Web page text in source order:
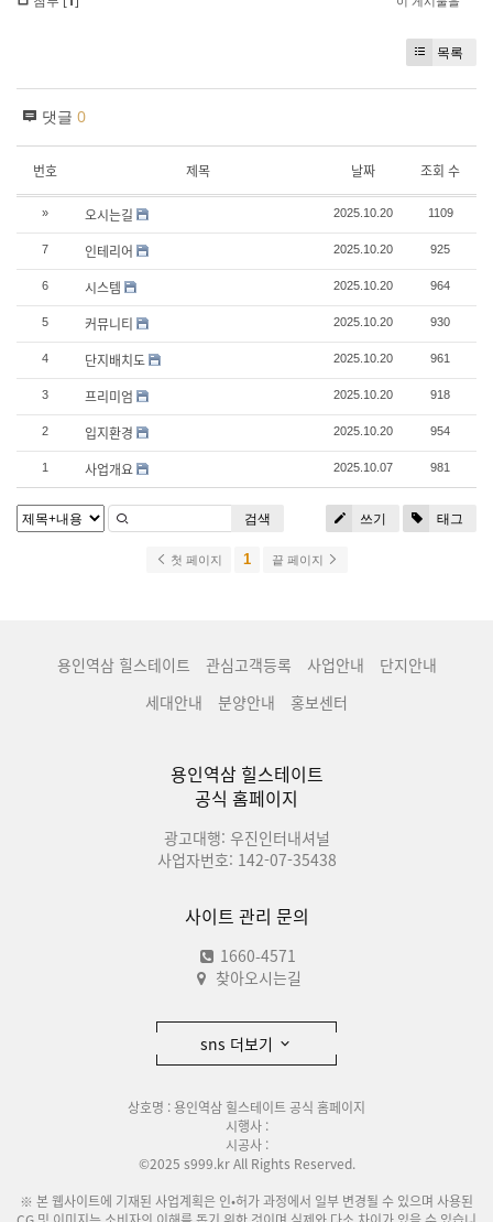
목록
댓글 0
번호 제목 날짜 조회 수
» 오시는길 2025.10.20 1109
7 인테리어 2025.10.20 925
6 시스템 2025.10.20 964
5 커뮤니티 2025.10.20 930
4 단지배치도 2025.10.20 961
3 프리미엄 2025.10.20 918
2 입지환경 2025.10.20 954
1 사업개요 2025.10.07 981
쓰기 태그
검색
첫 페이지 1 끝 페이지
용인역삼 힐스테이트 관심고객등록 사업안내
단지안내
세대안내
분양안내 홍보센터
용인역삼 힐스테이트
공식 홈페이지
광고대행: 우진인터내셔널
사업자번호: 142-07-35438
사이트 관리 문의
1660-4571
찾아오시는길
sns 더보기
상호명 : 용인역삼 힐스테이트 공식 홈페이지
시행사 :
시공사 :
©2025 s999.kr All Rights Reserved.
※ 본 웹사이트에 기재된 사업계획은 인•허가 과정에서 일부 변경될 수 있으며 사용된